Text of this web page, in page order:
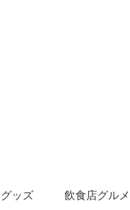
ッズ 飲食店グルメ